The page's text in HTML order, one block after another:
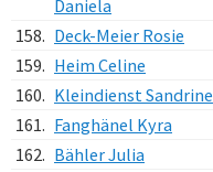
Daniela
158. Deck-Meier Rosie
159. Heim Celine
160. Kleindienst Sandrine
161. Fanghänel Kyra
162. Bähler Julia